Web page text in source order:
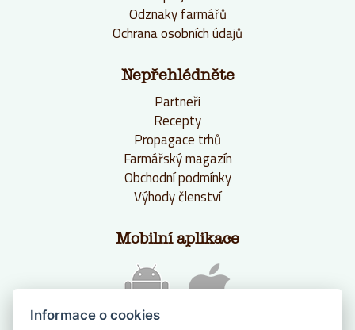
Odznaky farmářů
Ochrana osobních údajů
Nepřehlédněte
Partneři
Recepty
Propagace trhů
Farmářský magazín
Obchodní podmínky
Výhody členství
Mobilní aplikace
Informace o cookies